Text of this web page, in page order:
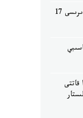
قازاقستاندا الكوگولسىز سۋسىندار ءوندىرىسى 17